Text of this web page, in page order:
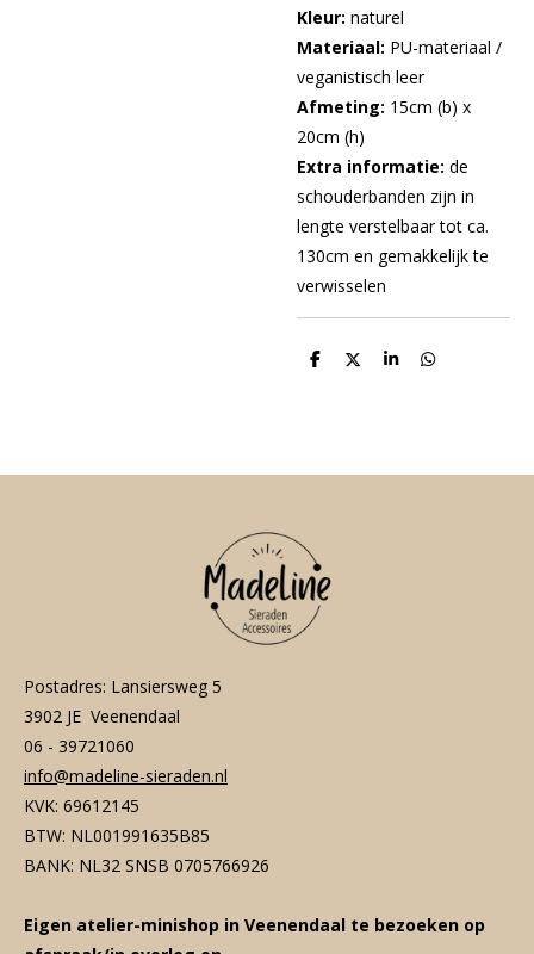
Kleur: naturel
Materiaal: PU-materiaal /
veganistisch leer
Afmeting: 15cm (b) x
20cm (h)
Extra informatie: de
schouderbanden zijn in
lengte verstelbaar tot ca.
130cm en gemakkelijk te
verwisselen
D
D
S
D
Postadres: Lansiersweg 5
3902 JE Veenendaal
06 - 39721060
info@madeline-sieraden.nl
KVK: 69612145
BTW: NL001991635B85
BANK: NL32 SNSB 0705766926
Eigen atelier-minishop in Veenendaal te bezoeken op